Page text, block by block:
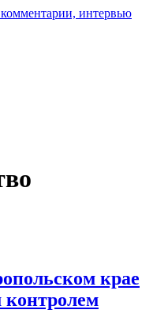
интервью
крае
контролем